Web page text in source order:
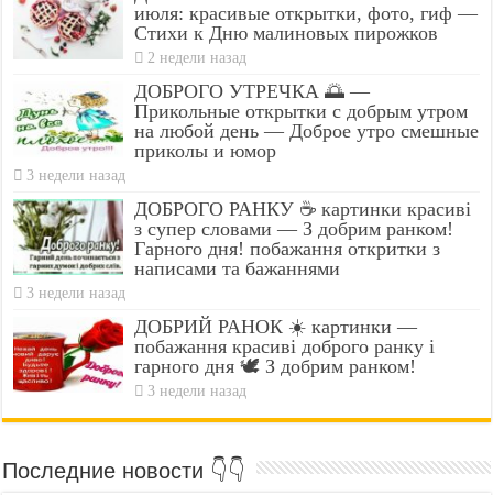
июля: красивые открытки, фото, гиф —
Стихи к Дню малиновых пирожков
2 недели назад
ДОБРОГО УТРЕЧКА 🌅 —
Прикольные открытки с добрым утром
на любой день — Доброе утро смешные
приколы и юмор
3 недели назад
ДОБРОГО РАНКУ ☕ картинки красиві
з супер словами — З добрим ранком!
Гарного дня! побажання откритки з
написами та бажаннями
3 недели назад
ДОБРИЙ РАНОК ☀️ картинки —
побажання красиві доброго ранку і
гарного дня 🕊️ З добрим ранком!
3 недели назад
Последние новости 👇👇